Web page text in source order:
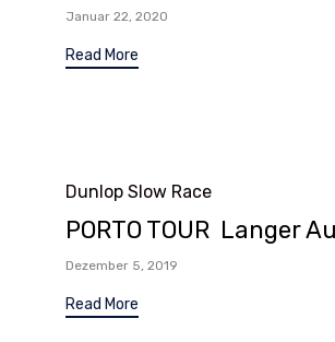
Januar 22, 2020
Read More
Category
Dunlop Slow Race
PORTO TOUR Langer
Dezember 5, 2019
Read More